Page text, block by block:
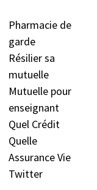
Pharmacie de
garde
Résilier sa
mutuelle
Mutuelle pour
enseignant
Quel Crédit
Quelle
Assurance Vie
Twitter